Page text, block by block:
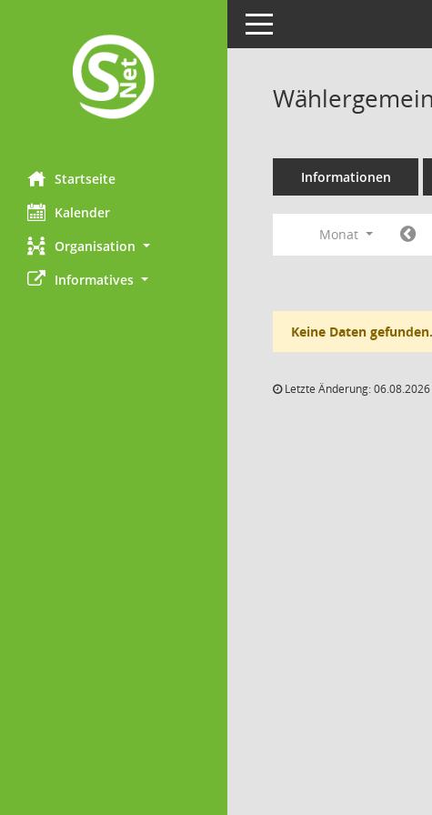
Startseite
Kalender
Organisation
Informatives
Toggle navigation
Informationen
Monat
Keine Daten gefunden.
Letzte Änderung: